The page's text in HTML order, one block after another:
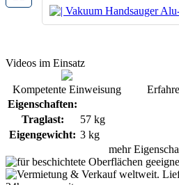
Videos im Einsatz
Kompetente Einweisung
Eigenschaften:
Traglast:
57 kg
Eigengewicht: 3 kg
mehr